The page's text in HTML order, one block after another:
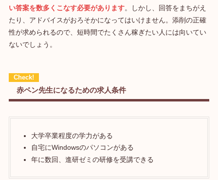
い答案を数多くこなす必要があります。しかし、回答をまちがえ
たり、アドバイスがおろそかになってはいけません。添削の正確
性が求められるので、短時間でたくさん稼ぎたい人には向いてい
ないでしょう。
赤ペン先生になるための求人条件
大学卒業程度の学力がある
自宅にWindowsのパソコンがある
年に数回、進研ゼミの研修を受講できる